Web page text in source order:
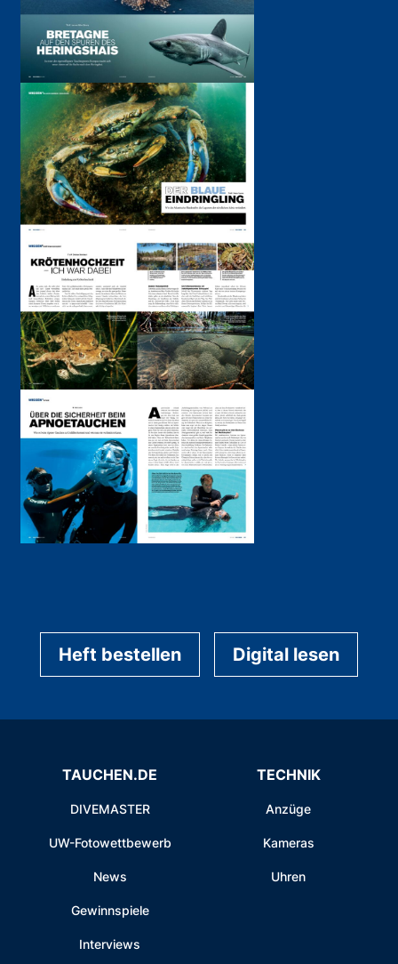
Heft bestellen Digital lesen
TAUCHEN.DE
DIVEMASTER
UW-Fotowettbewerb
News
Gewinnspiele
Interviews
TECHNIK
Anzüge
Kameras
Uhren